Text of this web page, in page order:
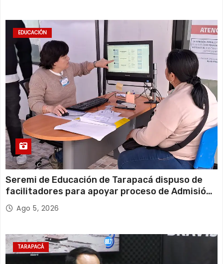
EDUCACIÓN
Seremi de Educación de Tarapacá dispuso de
facilitadores para apoyar proceso de Admisión
Escolar 2027
Ago 5, 2026
TARAPACÁ